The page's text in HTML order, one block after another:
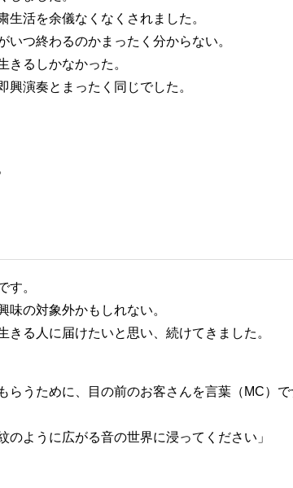
活を余儀なくなくされました。
つ終わるのかまったく分からない。
るしかなかった。
演奏とまったく同じでした。
す。
の対象外かもしれない。
る人に届けたいと思い、続けてきました。
らうために、目の前のお客さんを言葉（MC）
のように広がる音の世界に浸ってください」